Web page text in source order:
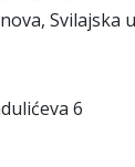
Svilajska
6